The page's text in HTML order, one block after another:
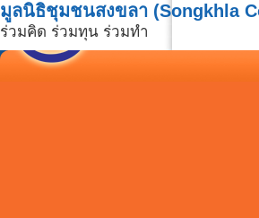
มูลนิธิชุมชนสงขลา (Songkhla
ร่วมคิด ร่วมทุน ร่วมทำ